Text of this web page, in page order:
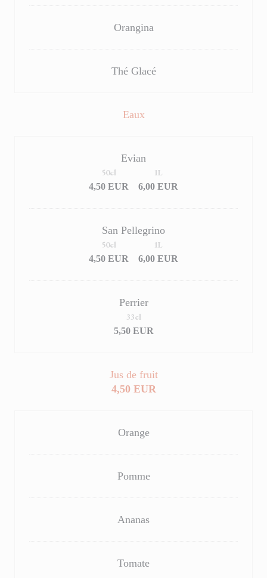
Orangina
Thé Glacé
Eaux
Evian
4,50 EUR
50cl
6,00 EUR
1L
San Pellegrino
4,50 EUR
50cl
6,00 EUR
1L
Perrier
5,50 EUR
33cl
Jus de fruit
4,50 EUR
Orange
Pomme
Ananas
Tomate